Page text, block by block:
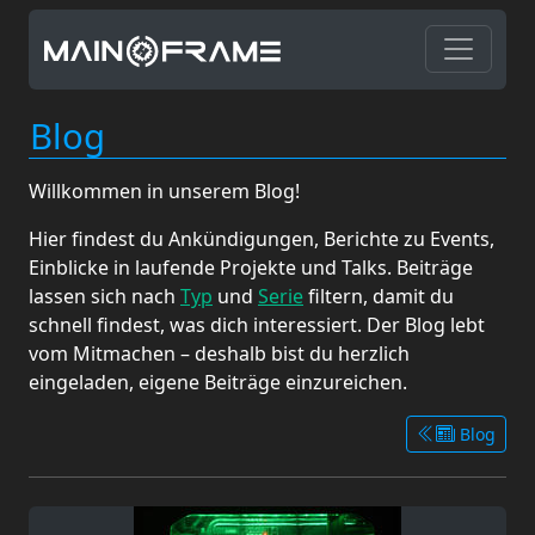
Blog
Willkommen in unserem Blog!
Hier findest du Ankündigungen, Berichte zu Events,
Einblicke in laufende Projekte und Talks. Beiträge
lassen sich nach Typ und Seriefiltern, damit du
schnell findest, was dich interessiert. Der Blog lebt
vom Mitmachen – deshalb bist du herzlich
eingeladen, eigene Beiträge einzureichen.
Blog